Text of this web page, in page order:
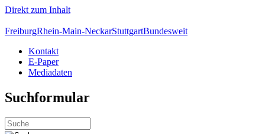
Direkt zum Inhalt
FreiburgRhein-Main-NeckarStuttgartBundesweit
Kontakt
E-Paper
Mediadaten
Suchformular